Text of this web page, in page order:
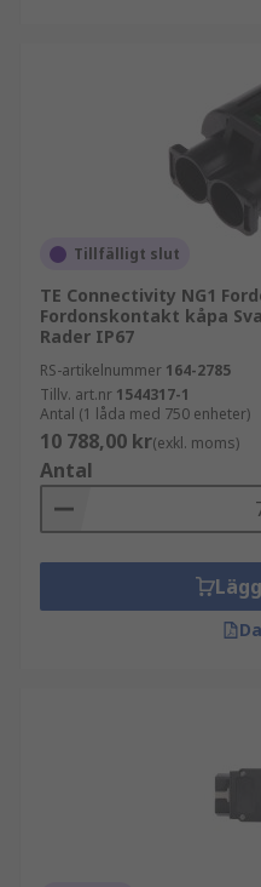
Tillfälligt slut
TE Connectivity NG1
Fordonskontakt kåpa
Rader IP67
RS-artikelnummer 164-2785
Tillv. art.nr 1544317-1
Antal (1 låda med 750 enheter)
10 788,00 kr(exkl. moms)
Antal